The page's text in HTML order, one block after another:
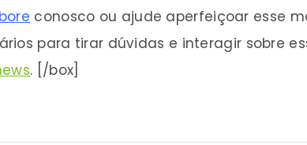
conosco ou ajude aperfeiçoar esse
para tirar dúvidas e interagir sobre
. [/box]